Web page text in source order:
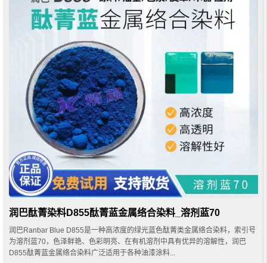
润巴酞菁染料D855酞菁蓝金属络合染料_溶剂蓝70
润巴Ranbar Blue D855是一种高浓度的绿光蓝色酞菁类金属络合染料，索引号
为溶剂蓝70，色泽鲜艳、色彩明亮、在有机溶剂中具有优异的溶解性，润巴
D855酞菁蓝金属络合染料广泛适用于各种油漆涂料...